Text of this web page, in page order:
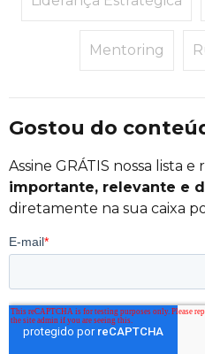
Mentoring
Gostou do
Assine GRÁTIS nossa lista e
importante, relevante e
diretamente na sua caixa